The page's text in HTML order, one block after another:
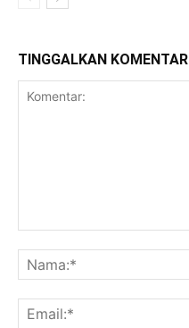
TINGGALKAN KOMENTAR